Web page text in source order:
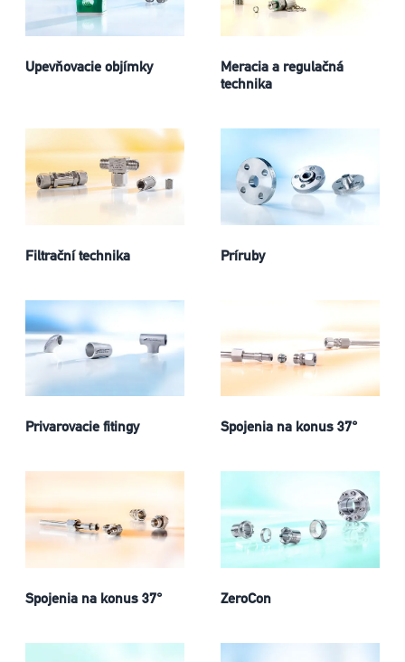
Upevňovacie objímky
Meracia a regulačná
technika
Filtrační technika Príruby
Privarovacie fitingy Spojenia na konus 37°
Spojenia na konus 37° ZeroCon